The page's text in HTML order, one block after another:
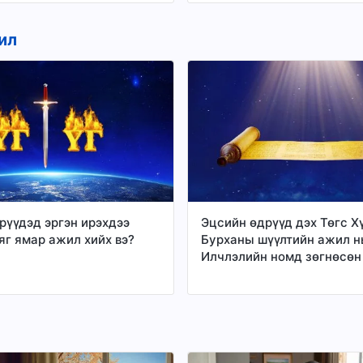
эргэн ирэхдээ
ямар ажил хийх вэ?
Эцсийн өдрүүд дэх Төгс
Бурханы шүүлтийн ажил
Илчлэлийн номд зөгнөсөн